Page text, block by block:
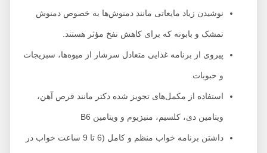
نوشیدن زیاد مایعاتی مانند دمنوش‌ها به خصوص دمنوش
تمشک و بابونه که برای کاهش نفخ مؤثر هستند.
پیروی از برنامه غذایی متعادل سرشار از میوه‌ها، سبزیجات
و حبوبات
استفاده از مکمل‌های تجویز شده دکتر مانند قرص آهن،
ویتامین دی، کلسیم، منیزیوم و ویتامین B6
داشتن برنامه خواب منظم و کامل (6 تا 9 ساعت خواب در